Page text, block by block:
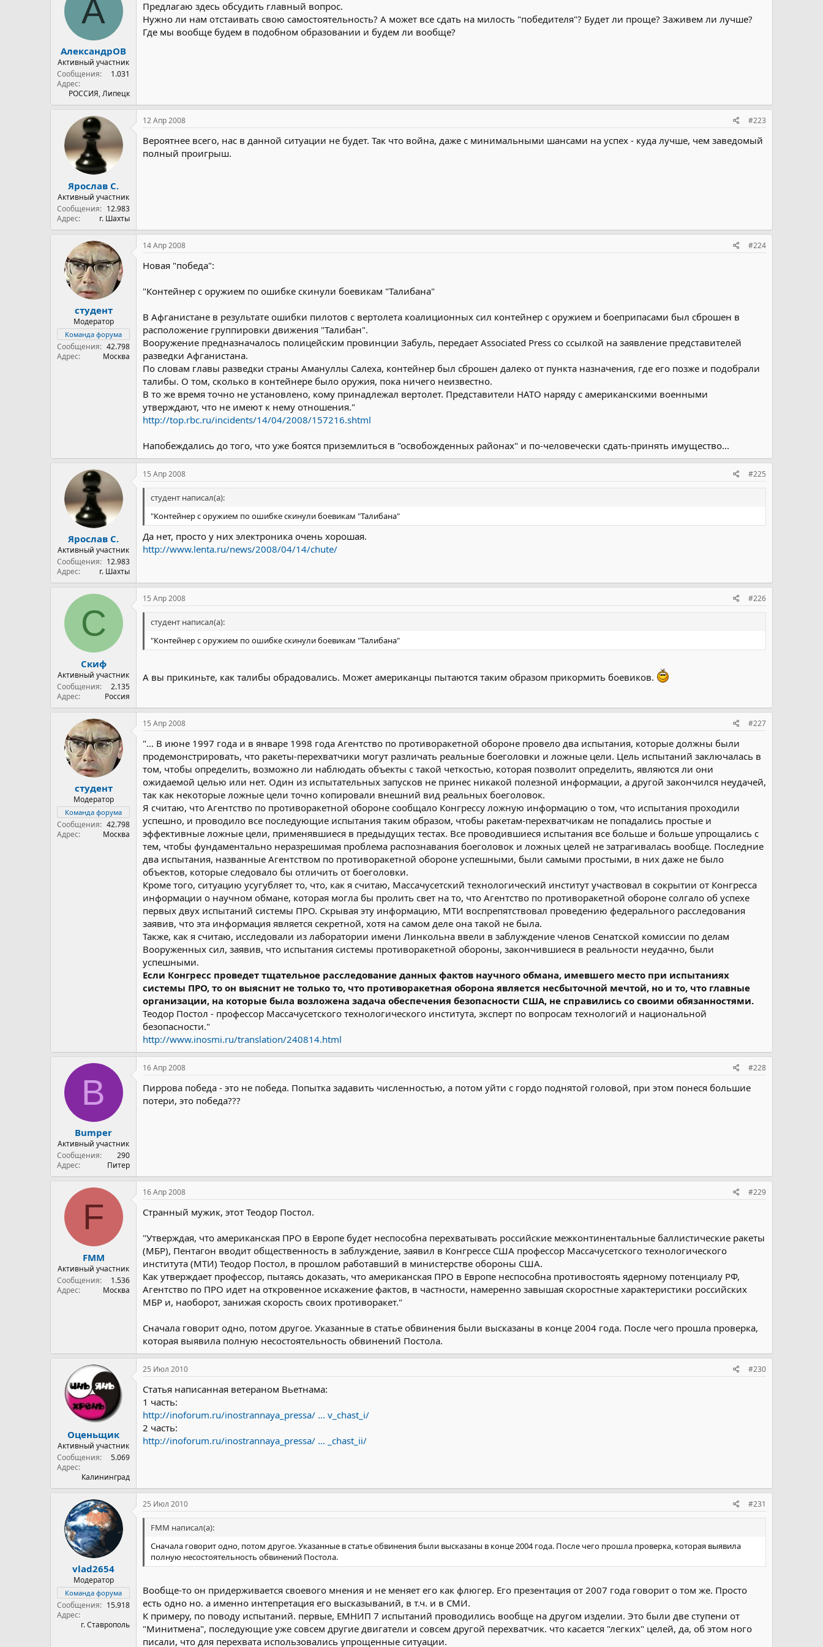
А
АлександрОВ
Активный участник
Сообщения
1.031
Адрес
РОССИЯ, Липецк
Предлагаю здесь обсудить главный вопрос.
Нужно ли нам отстаивать свою самостоятельность? А может все сдать на милость "победителя"? Будет ли проще? Заживем ли лучше?
Где мы вообще будем в подобном образовании и будем ли вообще?
Ярослав С.
Активный участник
Сообщения
12.983
Адрес
г. Шахты
12 Апр 2008 #223
Вероятнее всего, нас в данной ситуации не будет. Так что война, даже с минимальными шансами на успех - куда лучше, чем заведомый
полный проигрыш.
студент
Модератор
Команда форума
Сообщения
42.798
Адрес
Москва
14 Апр 2008 #224
Новая "победа":
"Контейнер с оружием по ошибке скинули боевикам "Талибана"
В Афганистане в результате ошибки пилотов с вертолета коалиционных сил контейнер с оружием и боеприпасами был сброшен в
расположение группировки движения "Талибан".
Вооружение предназначалось полицейским провинции Забуль, передает Associated Press со ссылкой на заявление представителей
разведки Афганистана.
По словам главы разведки страны Амануллы Салеха, контейнер был сброшен далеко от пункта назначения, где его позже и подобрали
талибы. О том, сколько в контейнере было оружия, пока ничего неизвестно.
В то же время точно не установлено, кому принадлежал вертолет. Представители НАТО наряду с американскими военными
утверждают, что не имеют к нему отношения."
http://top.rbc.ru/incidents/14/04/2008/157216.shtml
Напобеждались до того, что уже боятся приземлиться в "освобожденных районах" и по-человечески сдать-принять имущество...
Ярослав С.
Активный участник
Сообщения
12.983
Адрес
г. Шахты
15 Апр 2008 #225
студент написал(а):
"Контейнер с оружием по ошибке скинули боевикам "Талибана"
Да нет, просто у них электроника очень хорошая.
http://www.lenta.ru/news/2008/04/14/chute/
С
Скиф
Активный участник
Сообщения
2.135
Адрес
Россия
15 Апр 2008 #226
студент написал(а):
"Контейнер с оружием по ошибке скинули боевикам "Талибана"
А вы прикиньте, как талибы обрадовались. Может американцы пытаются таким образом прикормить боевиков.
студент
Модератор
Команда форума
Сообщения
42.798
Адрес
Москва
15 Апр 2008 #227
"... В июне 1997 года и в январе 1998 года Агентство по противоракетной обороне провело два испытания, которые должны были
продемонстрировать, что ракеты-перехватчики могут различать реальные боеголовки и ложные цели. Цель испытаний заключалась в
том, чтобы определить, возможно ли наблюдать объекты с такой четкостью, которая позволит определить, являются ли они
ожидаемой целью или нет. Один из испытательных запусков не принес никакой полезной информации, а другой закончился неудачей,
так как некоторые ложные цели точно копировали внешний вид реальных боеголовок.
Я считаю, что Агентство по противоракетной обороне сообщало Конгрессу ложную информацию о том, что испытания проходили
успешно, и проводило все последующие испытания таким образом, чтобы ракетам-перехватчикам не попадались простые и
эффективные ложные цели, применявшиеся в предыдущих тестах. Все проводившиеся испытания все больше и больше упрощались с
тем, чтобы фундаментально неразрешимая проблема распознавания боеголовок и ложных целей не затрагивалась вообще. Последние
два испытания, названные Агентством по противоракетной обороне успешными, были самыми простыми, в них даже не было
объектов, которые следовало бы отличить от боеголовки.
Кроме того, ситуацию усугубляет то, что, как я считаю, Массачусетский технологический институт участвовал в сокрытии от Конгресса
информации о научном обмане, которая могла бы пролить свет на то, что Агентство по противоракетной обороне солгало об успехе
первых двух испытаний системы ПРО. Скрывая эту информацию, МТИ воспрепятствовал проведению федерального расследования
заявив, что эта информация является секретной, хотя на самом деле она такой не была.
Также, как я считаю, исследовали из лаборатории имени Линкольна ввели в заблуждение членов Сенатской комиссии по делам
Вооруженных сил, заявив, что испытания системы противоракетной обороны, закончившиеся в реальности неудачно, были
успешными.
Если Конгресс проведет тщательное расследование данных фактов научного обмана, имевшего место при испытаниях
системы ПРО, то он выяснит не только то, что противоракетная оборона является несбыточной мечтой, но и то, что главные
организации, на которые была возложена задача обеспечения безопасности США, не справились со своими обязанностями.
Теодор Постол - профессор Массачусетского технологического института, эксперт по вопросам технологий и национальной
безопасности."
http://www.inosmi.ru/translation/240814.html
B
Bumper
Активный участник
Сообщения
290
Адрес
Питер
16 Апр 2008 #228
Пиррова победа - это не победа. Попытка задавить численностью, а потом уйти с гордо поднятой головой, при этом понеся большие
потери, это победа???
F
FMM
Активный участник
Сообщения
1.536
Адрес
Москва
16 Апр 2008 #229
Странный мужик, этот Теодор Постол.
"Утверждая, что американская ПРО в Европе будет неспособна перехватывать российские межконтинентальные баллистические ракеты
(МБР), Пентагон вводит общественность в заблуждение, заявил в Конгрессе США профессор Массачусетского технологического
института (МТИ) Теодор Постол, в прошлом работавший в министерстве обороны США.
Как утверждает профессор, пытаясь доказать, что американская ПРО в Европе неспособна противостоять ядерному потенциалу РФ,
Агентство по ПРО идет на откровенное искажение фактов, в частности, намеренно завышая скоростные характеристики российских
МБР и, наоборот, занижая скорость своих противоракет."
Сначала говорит одно, потом другое. Указанные в статье обвинения были высказаны в конце 2004 года. После чего прошла проверка,
которая выявила полную несостоятельность обвинений Постола.
Оценьщик
Активный участник
Сообщения
5.069
Адрес
Калининград
25 Июл 2010 #230
Статья написанная ветераном Вьетнама:
1 часть:
http://inoforum.ru/inostrannaya_pressa/ ... v_chast_i/
2 часть:
http://inoforum.ru/inostrannaya_pressa/ ... _chast_ii/
vlad2654
Модератор
Команда форума
Сообщения
15.918
Адрес
г. Ставрополь
25 Июл 2010 #231
FMM написал(а):
Сначала говорит одно, потом другое. Указанные в статье обвинения были высказаны в конце 2004 года. После чего прошла проверка, которая выявила
полную несостоятельность обвинений Постола.
Вообще-то он придерживается своевого мнения и не меняет его как флюгер. Его презентация от 2007 года говорит о том же. Просто
есть одно но. а именно интепретация его высказываний, в т.ч. и в СМИ.
К примеру, по поводу испытаний. первые, ЕМНИП 7 испытаний проводились вообще на другом изделии. Это были две ступени от
"Минитмена", последующие уже совсем другие двигатели и совсем другой перехватчик. что касается "легких" целей, да, об этом ного
писали, что для перехвата использовались упрощенные ситуации.